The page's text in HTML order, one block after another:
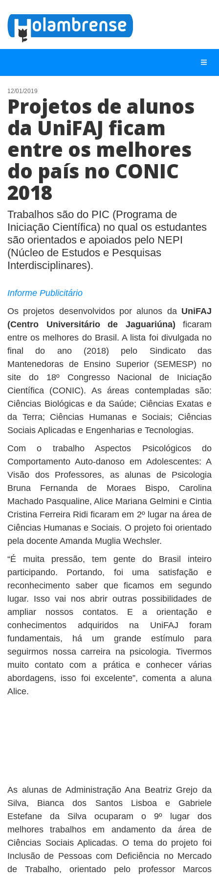
NOTÍCIAS
LISTA DIGITAL
TELEFONES ÚTEIS
ANUNCIE
12/01/2019
Projetos de alunos
da UniFAJ ficam
entre os melhores
do país no CONIC
2018
Trabalhos são do PIC (Programa de
Iniciação Científica) no qual os estudantes
são orientados e apoiados pelo NEPI
(Núcleo de Estudos e Pesquisas
Interdisciplinares).
Informe Publicitário
Os projetos desenvolvidos por alunos da UniFAJ
(Centro Universitário de Jaguariúna) ficaram
entre os melhores do Brasil. A lista foi divulgada no
final do ano (2018) pelo Sindicato das
Mantenedoras de Ensino Superior (SEMESP) no
site do 18º Congresso Nacional de Iniciação
Científica (CONIC). As áreas contempladas são:
Ciências Biológicas e da Saúde; Ciências Exatas e
da Terra; Ciências Humanas e Sociais; Ciências
Sociais Aplicadas e Engenharias e Tecnologias.
Com o trabalho Aspectos Psicológicos do
Comportamento Auto-danoso em Adolescentes: A
Visão dos Professores, as alunas de Psicologia
Bruna Fernanda de Moraes Bispo, Carolina
Machado Pasqualine, Alice Mariana Gelmini e Cintia
Cristina Ferreira Ridi ficaram em 2º lugar na área de
Ciências Humanas e Sociais. O projeto foi orientado
pela docente Amanda Muglia Wechsler.
“É muita pressão, tem gente do Brasil inteiro
participando. Portando, foi uma satisfação e
reconhecimento saber que ficamos em segundo
lugar. Isso vai nos abrir outras possibilidades de
ampliar nossos contatos. E a orientação e
conhecimentos adquiridos na UniFAJ foram
fundamentais, há um grande estímulo para
seguirmos nossa carreira na psicologia. Tivermos
muito contato com a prática e conhecer várias
abordagens, isso foi excelente”, comenta a aluna
Alice.
As alunas de Administração Ana Beatriz Grejo da
Silva, Bianca dos Santos Lisboa e Gabriele
Estefane da Silva ocuparam o 9º lugar dos
melhores trabalhos em andamento da área de
Ciências Sociais Aplicadas. O tema do projeto foi
Inclusão de Pessoas com Deficiência no Mercado
de Trabalho, orientado pelo professor Marcos